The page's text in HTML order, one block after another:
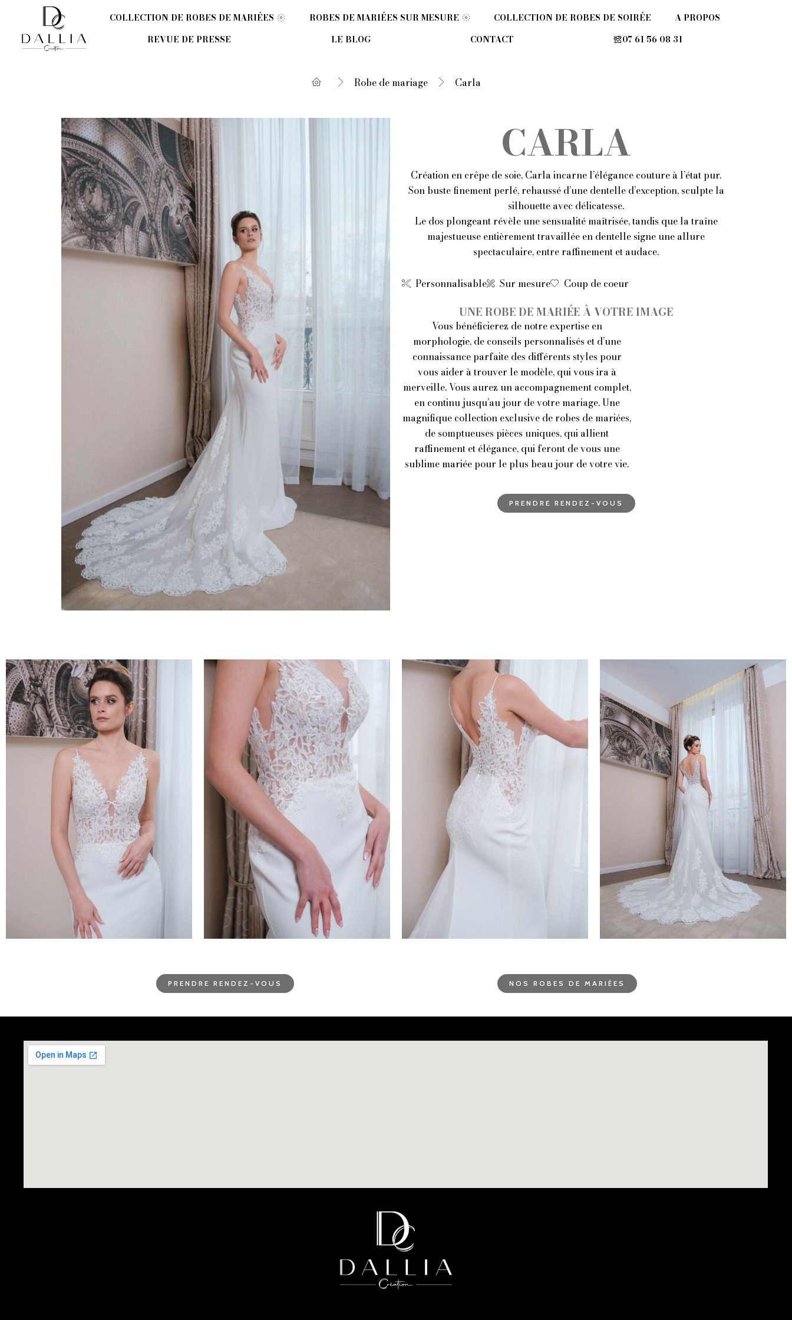
contenu
COLLECTION DE ROBES DE MARIÉES OPEN COLLECTION DE ROBES DE MARIÉES
ROBES DE MARIÉES SUR MESURE OPEN ROBES DE MARIÉES SUR MESURE
COLLECTION DE ROBES DE SOIRÉE
A PROPOS
REVUE DE PRESSE
LE BLOG CONTACT 07 61 56 08 31
Robe de mariage Carla
CARLA
Création en crêpe de soie, Carla incarne l’élégance couture à l’état pur.
Son buste finement perlé, rehaussé d’une dentelle d’exception, sculpte la
silhouette avec délicatesse.
Le dos plongeant révèle une sensualité maîtrisée, tandis que la traîne
majestueuse entièrement travaillée en dentelle signe une allure
spectaculaire, entre raffinement et audace.
Personnalisable Sur mesure Coup de coeur
UNE ROBE DE MARIÉE À VOTRE IMAGE
Vous bénéficierez de notre expertise en
morphologie, de conseils personnalisés et d’une
connaissance parfaite des différents styles pour
vous aider à trouver le modèle, qui vous ira à
merveille. Vous aurez un accompagnement complet,
en continu jusqu’au jour de votre mariage. Une
magnifique collection exclusive de robes de mariées,
de somptueuses pièces uniques, qui allient
raffinement et élégance, qui feront de vous une
sublime mariée pour le plus beau jour de votre vie.
PRENDRE RENDEZ-VOUS
PRENDRE RENDEZ-VOUS NOS ROBES DE MARIÉES